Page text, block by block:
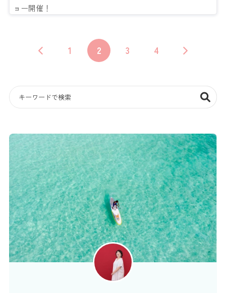
1 2 3 4